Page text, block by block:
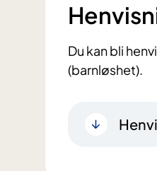
Du kan bli
(barnløshet).